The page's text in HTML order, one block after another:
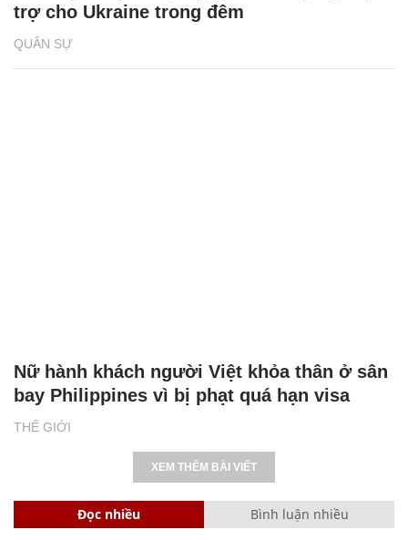
QUÂN SỰ
trợ cho Ukraine trong đêm
THẾ GIỚI
Nữ hành khách người Việt khỏa thân ở sân
bay Philippines vì bị phạt quá hạn visa
XEM THÊM BÀI VIẾT
Đọc nhiều Bình luận nhiều